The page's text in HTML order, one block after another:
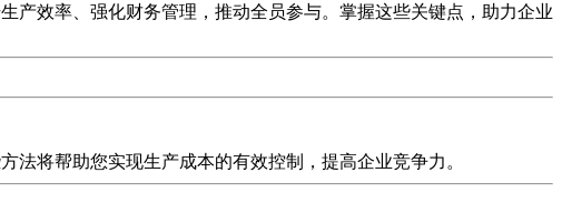
产效率、强化财务管理，推动全员参与。掌握这些关键点，助力企业
将帮助您实现生产成本的有效控制，提高企业竞争力。